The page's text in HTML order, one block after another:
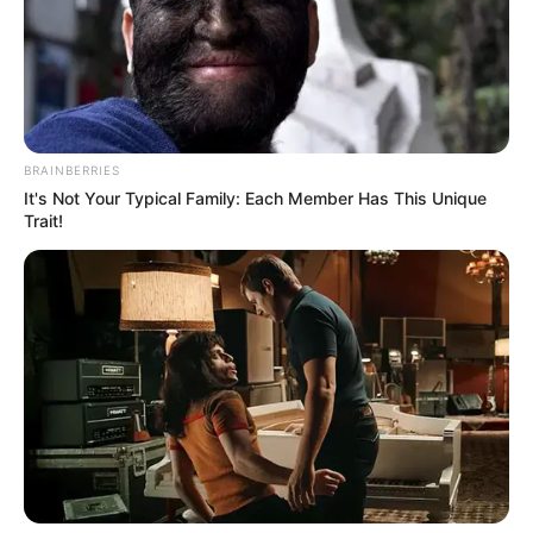
જ્યારે ચાર લોકોને ઇજા પહોંચી હોવાનું સામે આવ્યું છે.
ગંભીર ઇજાગ્રસ્તોને વડોદરા સારવાર માટે ખસેડવામાં
આવ્યા હતા. સ્કોર્પિયો કાર સવાર પરિવાર માતાજીના
દર્શન કરી ઘરે પરત આવી રહ્યા હતા તે સમયે કારનો
અકસ્માત સર્જાયો હતો.
Related Articles
250 વાહનો બળીને થયા ખાખ
September 8, 2024
રાજકોટમાં એક વ્યક્તિએ મહિલાને માર્યા લાફા,
ભાગીદારીના મામલામાં કરી લાફાવાળી….
September 8, 2024
પોલીસ જાણકારી મુજબ, નર્મદા જિલ્લાના તિલકવાડા
તાલુકાના જડિયા વાળી કેવડિયા કોલોની ગામમાં રહેનાર
BRAINBERRIES
It's Not Your Typical Family: Each Member Has This Unique
Trait!